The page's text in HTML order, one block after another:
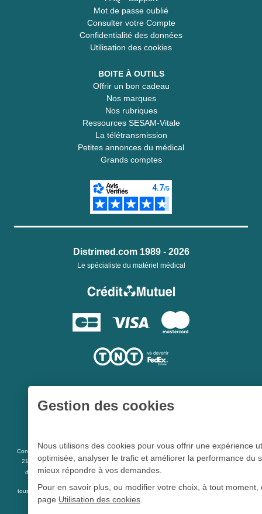
Mot de passe oublié
Consulter votre Compte
Confidentialité des données
Utilisation des cookies
BOITE À OUTILS
Offrir un bon cadeau
Nos marques
Nos rubriques
Ressources SESAM-Vitale
La télétransmission
Petites annonces du médical
Grands comptes
Distrimed.com 1989 - 2026
Le spécialiste du matériel médical
Conformément aux articles L 5213-3 du code de la santé publique et à l’arrêté du
21 décembre 2012 fixant la liste des dispositifs médicaux qui peuvent faire l’objet
d’une publicité auprès du public, et à l'articleR 5213-1
tous les dispositifs médicaux présents sur ce site peuvent faire l'objet d'une publicité
destinée au public.
Gestion des cookies
Nous utilisons des cookies pour vous offrir une expérience
optimisée, analyser le trafic et améliorer la performance du
mieux répondre à vos demandes.
Pour en savoir plus, ou modifier votre choix, à tout moment,
page Utilisation des cookies